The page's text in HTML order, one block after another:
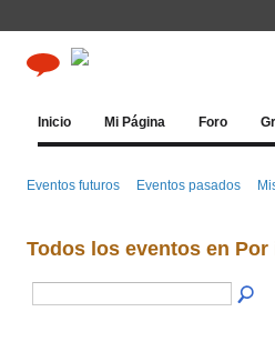
Inicio Mi Página Foro
Eventos futuros Eventos pasados
Todos los eventos en